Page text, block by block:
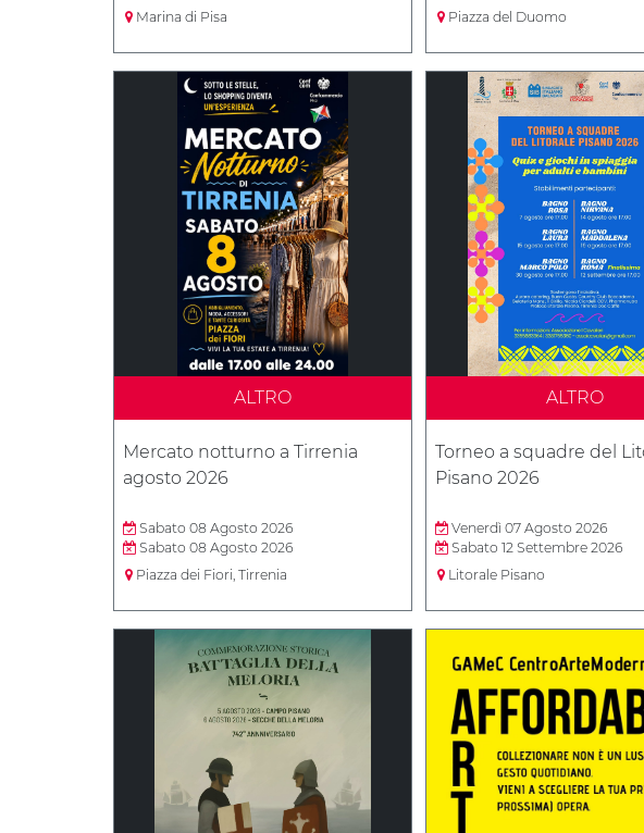
Marina di Pisa
Piazza del Duomo
ALTRO
Mercato notturno a Tirrenia
agosto 2026
Sabato 08 Agosto 2026
Sabato 08 Agosto 2026
Piazza dei Fiori, Tirrenia
ALTRO
Torneo a squadre del
Pisano 2026
Venerdì 07 Agosto 2026
Sabato 12 Settembre 2026
Litorale Pisano